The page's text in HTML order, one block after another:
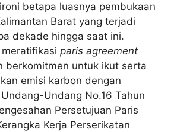
betapa luasnya pembukaan
Barat yang terjadi
dekade hingga saat ini.
paris agreement
berkomitmen untuk ikut serta
emisi karbon dengan
Undang No.16 Tahun
Persetujuan Paris
Kerja Perserikatan